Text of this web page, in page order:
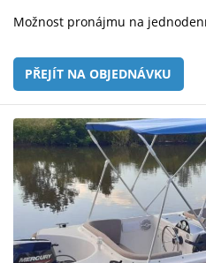
Možnost pronájmu na
PŘEJÍT NA OBJEDNÁVKU